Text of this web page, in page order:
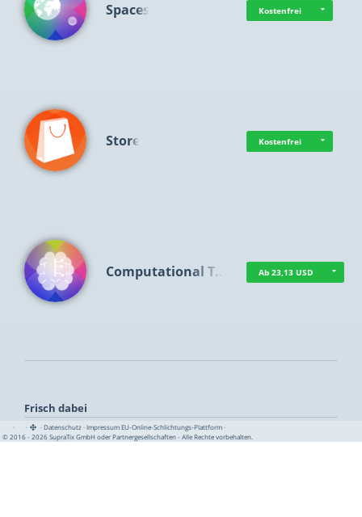
Spaces Kostenfrei
Store Kostenfrei
Computational T… Ab 23,13 USD
Frisch dabei
· · ·Datenschutz·Impressum EU-Online-Schlichtungs-Plattform·
© 2016 - 2026 SupraTix GmbH oder Partnergesellschaften - Alle Rechte vorbehalten.